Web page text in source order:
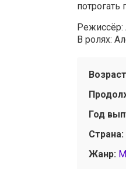
Режиссёр:
В ролях:
Год
Страна:
Жанр: